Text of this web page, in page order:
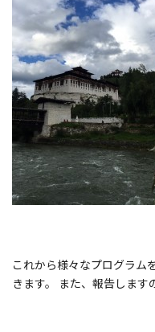
これから様々なプログラム
きます。 また、報告します